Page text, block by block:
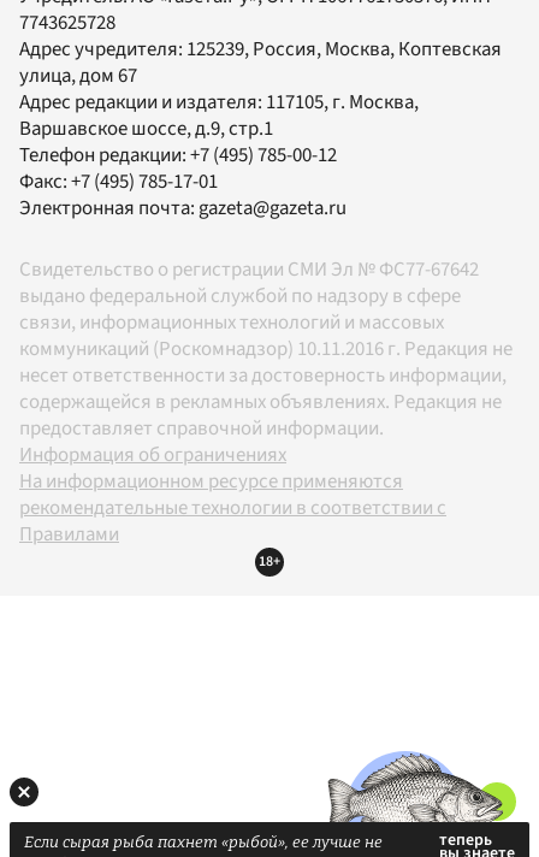
7743625728
Адрес учредителя: 125239, Россия, Москва, Коптевская
улица, дом 67
Адрес редакции и издателя: 117105, г. Москва,
Варшавское шоссе, д.9, стр.1
Телефон редакции:+7 (495) 785-00-12
Факс:+7 (495) 785-17-01
Электронная почта: gazeta@gazeta.ru
Свидетельство о регистрации СМИ Эл № ФС77-67642
выдано федеральной службой по надзору в сфере
связи, информационных технологий и массовых
коммуникаций (Роскомнадзор) 10.11.2016 г. Редакция не
несет ответственности за достоверность информации,
содержащейся в рекламных объявлениях. Редакция не
предоставляет справочной информации.
Информация об ограничениях
На информационном ресурсе применяются
рекомендательные технологии в соответствии с
Правилами
18+
Если сырая рыба пахнет «рыбой», ее лучше не